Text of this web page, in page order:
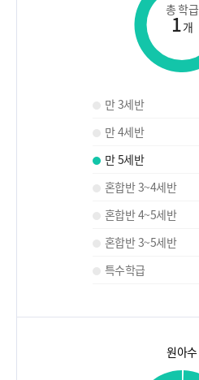
총 학급
1개
만 3세반
만 4세반
만 5세반
혼합반 3~4세반
혼합반 4~5세반
혼합반 3~5세반
특수학급
원아수